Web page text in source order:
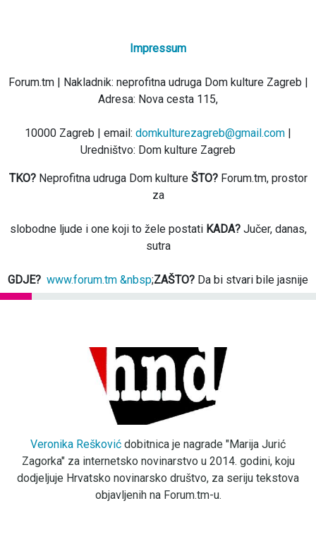
Impressum
Forum.tm | Nakladnik: neprofitna udruga Dom kulture Zagreb |
Adresa: Nova cesta 115,
10000 Zagreb | email: domkulturezagreb@gmail.com |
Uredništvo: Dom kulture Zagreb
TKO?Neprofitna udruga Dom kulture ŠTO?Forum.tm, prostor
za
slobodne ljude i one koji to žele postati KADA?Jučer, danas,
sutra
GDJE? www.forum.tm &nbsp;ZAŠTO? Da bi stvari bile jasnije
Veronika Rešković dobitnica je nagrade "Marija Jurić
Zagorka" za internetsko novinarstvo u 2014. godini, koju
dodjeljuje Hrvatsko novinarsko društvo, za seriju tekstova
objavljenih na Forum.tm-u.